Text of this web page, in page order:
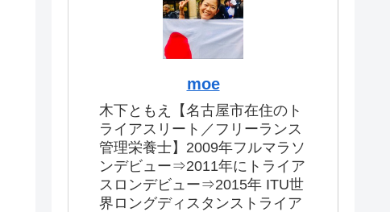
moe
木下ともえ【名古屋市在住のト
ライアスリート／フリーランス
管理栄養士】2009年フルマラソ
ンデビュー⇒2011年にトライア
スロンデビュー⇒2015年 ITU世
界ロングディスタンストライア